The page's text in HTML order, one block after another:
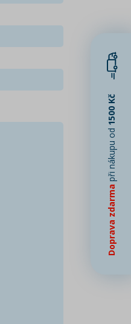
Doprava zdarma
při nákupu od
1500 Kč